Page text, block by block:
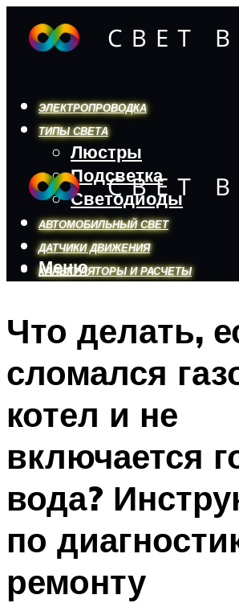
ЭЛЕКТРОПРОВОДКА
ТИПЫ СВЕТА
Люстры
Подсветка
Светодиоды
АВТОМОБИЛЬНЫЙ СВЕТ
ДАТЧИКИ ДВИЖЕНИЯ
КАЛЬКУЛЯТОРЫ И РАСЧЕТЫ
Меню
Меню
Что делать,
сломался
котел и не
включается
вода?
по
ремонту